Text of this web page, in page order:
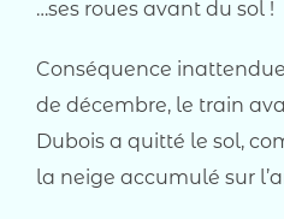
…ses roues avant du sol !
Conséquence
de décembre, le train
Dubois a quitté le sol,
la neige accumulé sur